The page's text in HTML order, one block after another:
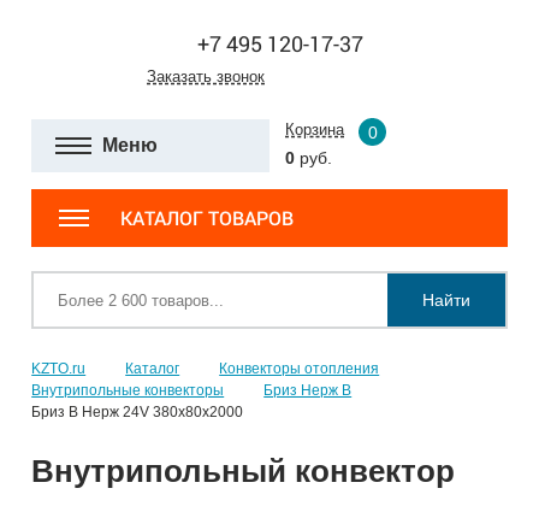
+7 495 120-17-37
Заказать звонок
Меню
Корзина
0
0 руб.
КАТАЛОГ ТОВАРОВ
Найти
KZTO.ru Каталог
Конвекторы отопления
Внутрипольные конвекторы
Бриз Нерж В
Бриз В Нерж 24V 380x80x2000
Внутрипольный конвектор